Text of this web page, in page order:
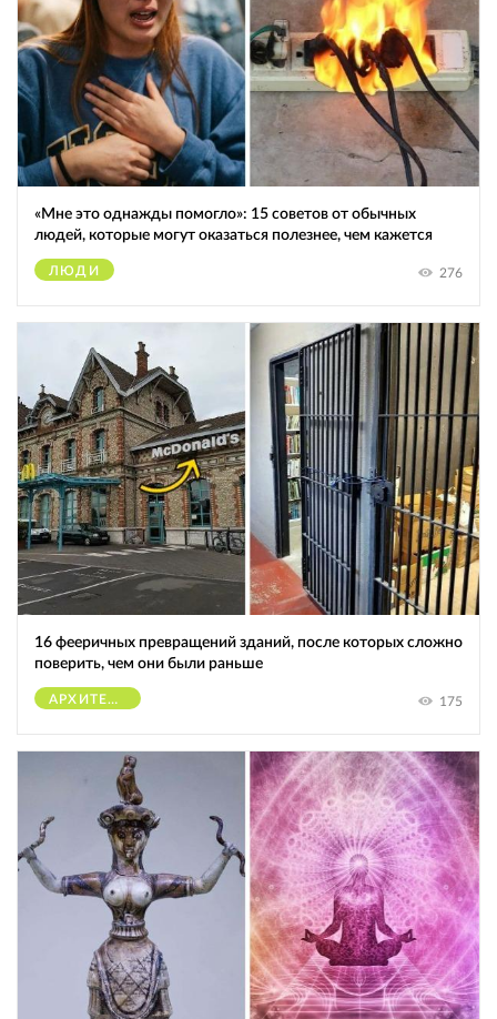
«Мне это однажды помогло»: 15 советов от обычных
людей, которые могут оказаться полезнее, чем кажется
ЛЮДИ 276
16 фееричных превращений зданий, после которых сложно
поверить, чем они были раньше
АРХИТЕКТУРА 175